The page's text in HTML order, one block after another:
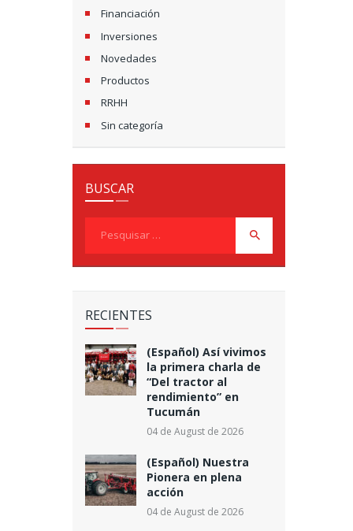
Financiación
Inversiones
Novedades
Productos
RRHH
Sin categoría
BUSCAR
RECIENTES
(Español) Así vivimos
la primera charla de
“Del tractor al
rendimiento” en
Tucumán
04 de August de 2026
(Español) Nuestra
Pionera en plena
acción
04 de August de 2026